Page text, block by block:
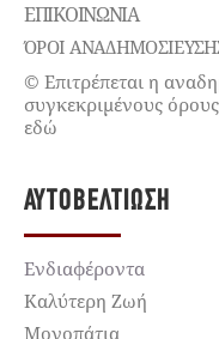
ΕΠΙΚΟΙΝΩΝΊΑ
ΌΡΟΙ
© Επιτρέπεται η
συγκεκριμένους
εδώ
ΑΥΤΟΒΕΛΤΊΩΣΗ
Ενδιαφέροντα
Καλύτερη Ζωή
Μονοπάτια